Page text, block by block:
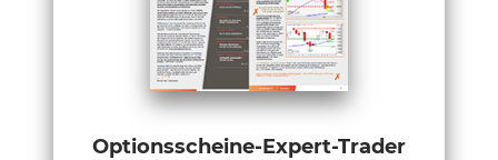
Optionsscheine-Expert-Trader